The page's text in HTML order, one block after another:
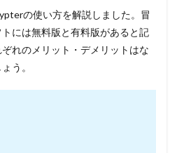
の使い方を解説しました。冒
には無料版と有料版があると記
れのメリット・デメリットはな
う。